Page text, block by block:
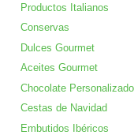
Productos Italianos
Conservas
Dulces Gourmet
Aceites Gourmet
Chocolate Personalizado
Cestas de Navidad
Embutidos Ibéricos